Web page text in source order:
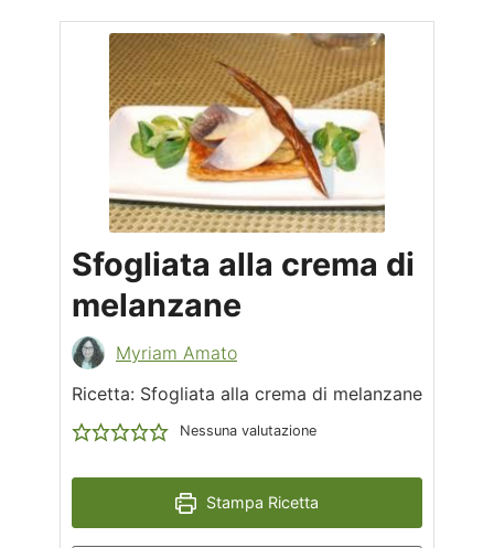
Sfogliata alla crema di
melanzane
Myriam Amato
Ricetta: Sfogliata alla crema di melanzane
Nessuna valutazione
Stampa Ricetta